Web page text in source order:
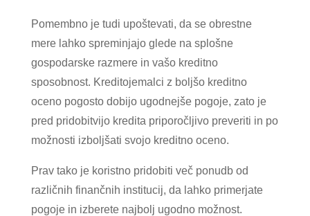
Pomembno je tudi upoštevati, da se obrestne
mere lahko spreminjajo glede na splošne
gospodarske razmere in vašo kreditno
sposobnost. Kreditojemalci z boljšo kreditno
oceno pogosto dobijo ugodnejše pogoje, zato je
pred pridobitvijo kredita priporočljivo preveriti in po
možnosti izboljšati svojo kreditno oceno.
Prav tako je koristno pridobiti več ponudb od
različnih finančnih institucij, da lahko primerjate
pogoje in izberete najbolj ugodno možnost.